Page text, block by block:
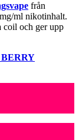
från
ml nikotinhalt.
coil och ger upp